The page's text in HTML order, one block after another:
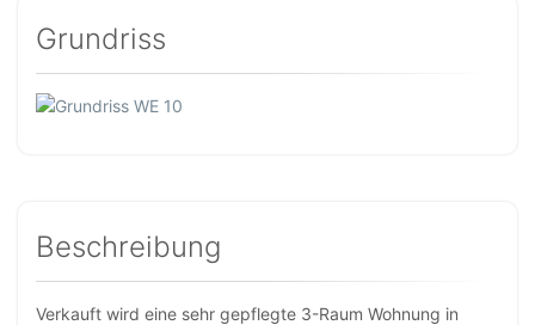
Grundriss
Beschreibung
Verkauft wird eine sehr gepflegte 3-Raum Wohnung in